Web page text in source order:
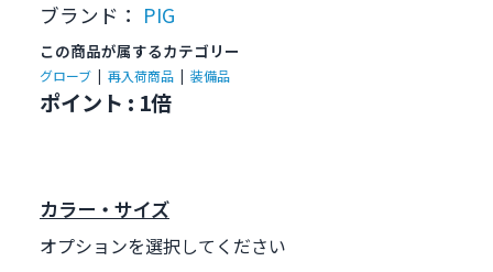
ブランド： PIG
この商品が属するカテゴリー
グローブ | 再入荷商品 | 装備品
ポイント : 1倍
カラー・サイズ
オプションを選択してください